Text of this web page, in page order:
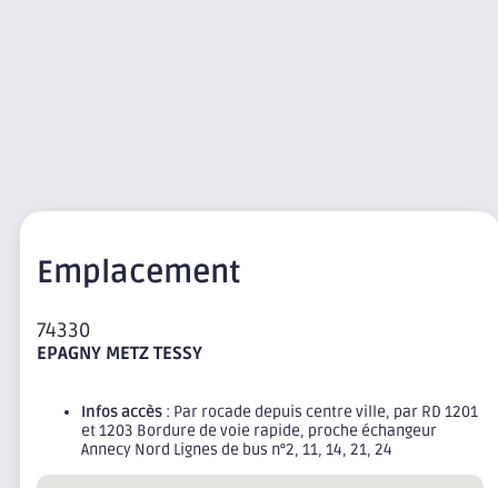
Emplacement
74330
EPAGNY METZ TESSY
Infos accès : Par rocade depuis centre ville, par RD 1201
et 1203 Bordure de voie rapide, proche échangeur
Annecy Nord Lignes de bus n°2, 11, 14, 21, 24